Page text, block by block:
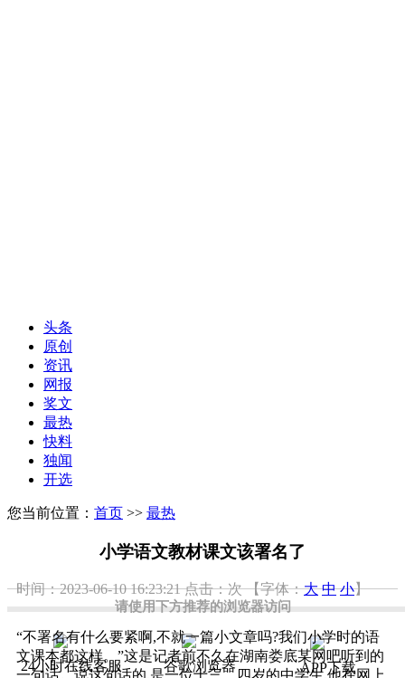
请使用下方推荐的浏览器访问
24小时在线客服 谷歌浏览器 APP下载
头条
原创
资讯
网报
奖文
最热
快料
独闻
开选
您当前位置： 首页 >> 最热
小学语文教材课文该署名了
时间：2023-06-10 16:23:21点击：次 【字体：大 中 小】
“不署名有什么要紧啊,不就一篇小文章吗?我们小学时的语
文课本都这样。”这是记者前不久在湖南娄底某网吧听到的